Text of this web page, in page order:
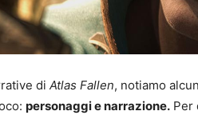
di Atlas Fallen, notiamo
personaggi e narrazione. Per